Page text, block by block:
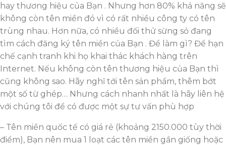
hay thương hiệu của Bạn . Nhưng hơn 80% khả năng sẽ
không còn tên miền đó vì có rất nhiều công ty có tên
trùng nhau. Hơn nữa, có nhiều đối thử sừng sỏ đang
tìm cách đăng ký tên miền của Bạn . Để làm gì? Để hạn
chế cạnh tranh khi họ khai thác khách hàng trên
Internet. Nếu không còn tên thương hiệu của Bạn thì
cũng không sao. Hãy nghĩ tới tên sản phẩm, thêm bớt
một số từ ghép… Nhưng cách nhanh nhất là hãy liên hệ
với chúng tôi để có được một sự tư vấn phù hợp
– Tên miền quốc tế có giá rẻ (khoảng 2150.000 tùy thời
điểm), Bạn nên mua 1 loạt các tên miền gần giống hoặc